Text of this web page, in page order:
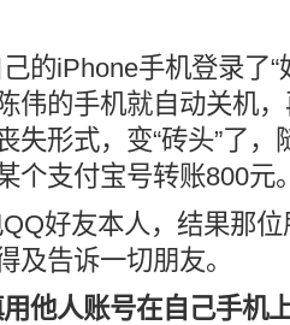
的iPhone手机登录了“
伟的手机就自动关机
失形式，变“砖头”了
个支付宝号转账800元
好友本人，结果那位
及告诉一切朋友。
他人账号在自己手机